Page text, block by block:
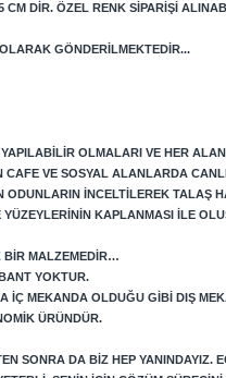
CM DIR. ÖZEL RENK SIPARIŞI
GÖNDERILMEKTEDIR...
OLMALARI VE HER
CAFE VE SOSYAL ALANLARDA
ODUNLARIN INCELTILEREK TALAŞ
KAPLANMASI ILE
BIR MALZEMEDIR…
YOKTUR.
IÇ MEKANDA OLDUĞU GIBI DIŞ
ÜRÜNDÜR.
SONRA DA BIZ HEP YANINDAYIZ.